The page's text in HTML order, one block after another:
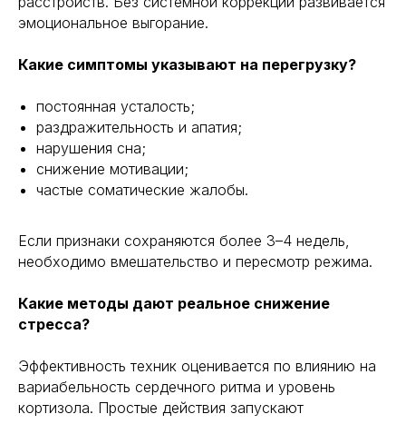
эмоциональное выгорание.
Какие симптомы указывают на перегрузку?
постоянная усталость;
раздражительность и апатия;
нарушения сна;
снижение мотивации;
частые соматические жалобы.
Если признаки сохраняются более 3–4 недель,
необходимо вмешательство и пересмотр режима.
Какие методы дают реальное снижение
стресса?
Эффективность техник оценивается по влиянию на
вариабельность сердечного ритма и уровень
кортизола. Простые действия запускают